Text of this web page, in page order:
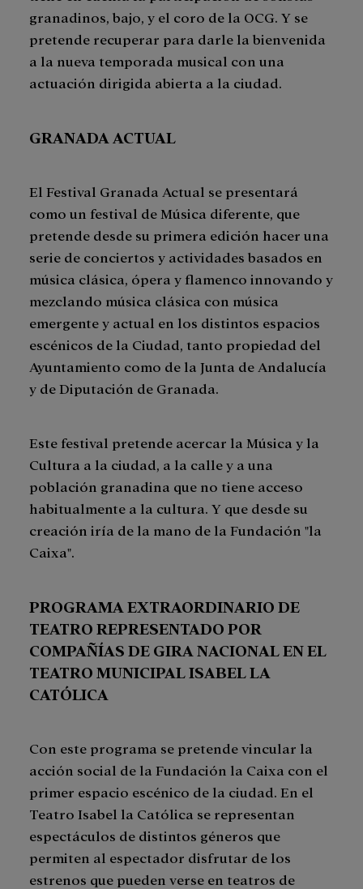
granadinos, bajo, y el coro de la OCG. Y se
pretende recuperar para darle la bienvenida
a la nueva temporada musical con una
actuación dirigida abierta a la ciudad.
GRANADA ACTUAL
El Festival Granada Actual se presentará
como un festival de Música diferente, que
pretende desde su primera edición hacer una
serie de conciertos y actividades basados en
música clásica, ópera y flamenco innovando y
mezclando música clásica con música
emergente y actual en los distintos espacios
escénicos de la Ciudad, tanto propiedad del
Ayuntamiento como de la Junta de Andalucía
y de Diputación de Granada.
Este festival pretende acercar la Música y la
Cultura a la ciudad, a la calle y a una
población granadina que no tiene acceso
habitualmente a la cultura. Y que desde su
creación iría de la mano de la Fundación "la
Caixa".
PROGRAMA EXTRAORDINARIO DE
TEATRO REPRESENTADO POR
COMPAÑÍAS DE GIRA NACIONAL EN EL
TEATRO MUNICIPAL ISABEL LA
CATÓLICA
Con este programa se pretende vincular la
acción social de la Fundación la Caixa con el
primer espacio escénico de la ciudad. En el
Teatro Isabel la Católica se representan
espectáculos de distintos géneros que
permiten al espectador disfrutar de los
estrenos que pueden verse en teatros de